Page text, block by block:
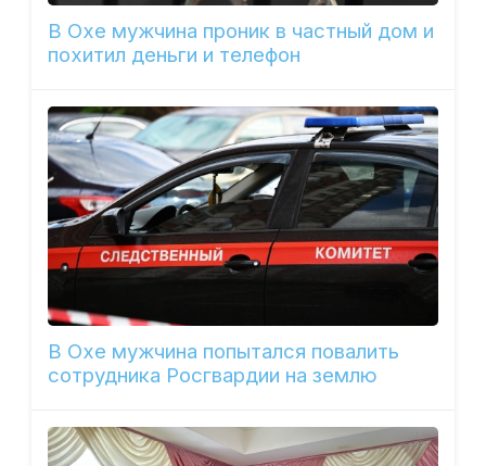
В Охе мужчина проник в частный дом и
похитил деньги и телефон
В Охе мужчина попытался повалить
сотрудника Росгвардии на землю